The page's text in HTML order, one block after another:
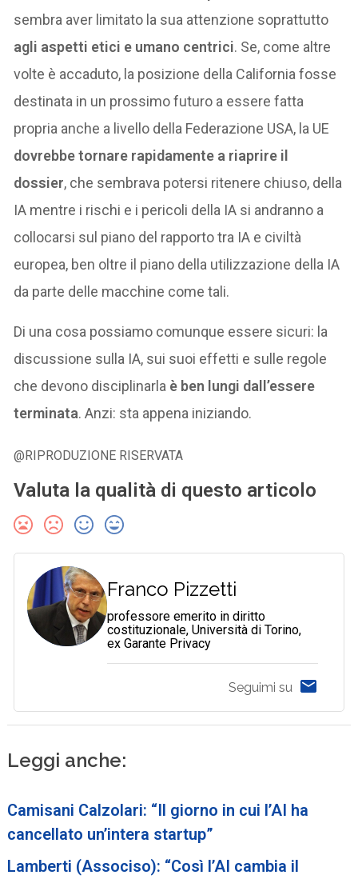
sembra aver limitato la sua attenzione soprattutto
agli aspetti etici e umano centrici. Se, come altre
volte è accaduto, la posizione della California fosse
destinata in un prossimo futuro a essere fatta
propria anche a livello della Federazione USA, la UE
dovrebbe tornare rapidamente a riaprire il
dossier, che sembrava potersi ritenere chiuso, della
IA mentre i rischi e i pericoli della IA si andranno a
collocarsi sul piano del rapporto tra IA e civiltà
europea, ben oltre il piano della utilizzazione della IA
da parte delle macchine come tali.
Di una cosa possiamo comunque essere sicuri: la
discussione sulla IA, sui suoi effetti e sulle regole
che devono disciplinarla è ben lungi dall’essere
terminata. Anzi: sta appena iniziando.
@RIPRODUZIONE RISERVATA
Valuta la qualità di questo articolo
Franco Pizzetti
professore emerito in diritto
costituzionale, Università di Torino,
ex Garante Privacy
Seguimi su
Leggi anche:
Camisani Calzolari: “Il giorno in cui l’AI ha
cancellato un’intera startup”
Lamberti (Associso): “Così l’AI cambia il